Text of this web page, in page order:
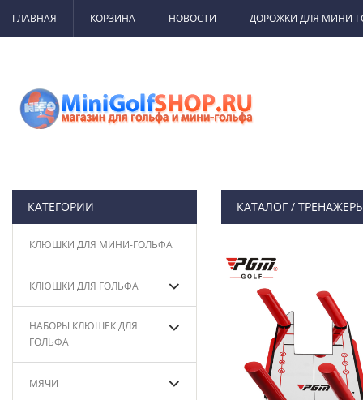
ГЛАВНАЯ КОРЗИНА НОВОСТИ ДОРОЖКИ ДЛЯ МИНИ-
КАТЕГОРИИ
КЛЮШКИ ДЛЯ МИНИ-ГОЛЬФА
КЛЮШКИ ДЛЯ ГОЛЬФА
НАБОРЫ КЛЮШЕК ДЛЯ
ГОЛЬФА
МЯЧИ
КАТАЛОГ/